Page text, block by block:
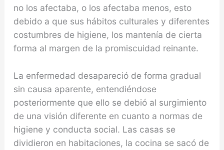
no los afectaba, o los afectaba menos, esto
debido a que sus hábitos cultu­rales y diferentes
costumbres de higiene, los mantenía de cierta
forma al margen de la promiscuidad reinante.
La enfermedad desapareció de forma gradual
sin causa aparente, entendiéndose
posteriormente que ello se debió al surgimiento
de una visión diferente en cuanto a normas de
higiene y conducta social. Las casas se
dividieron en habitaciones, la cocina se sacó de